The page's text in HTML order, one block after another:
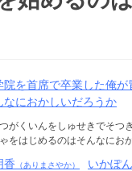
院を首席で卒業した俺
なにおかしいだろうか
がくいんをしゅせきでそつ
をはじめるのはそんなにお
香 （ありまさやか） いかぽん